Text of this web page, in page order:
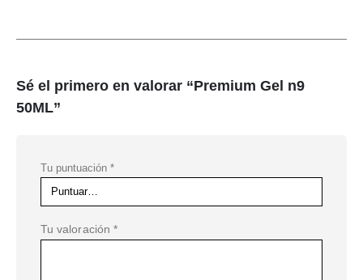
Sé el primero en valorar “Premium Gel n9
50ML”
Tu puntuación *
Tu valoración *